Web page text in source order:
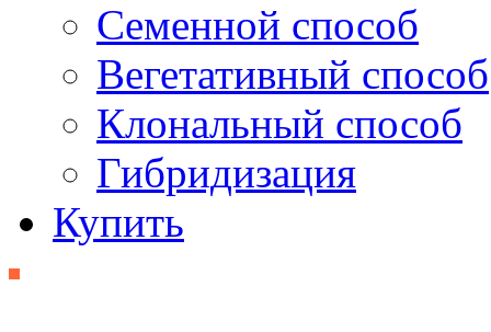
Семенной способ
Вегетативный способ
Клональный способ
Гибридизация
Купить